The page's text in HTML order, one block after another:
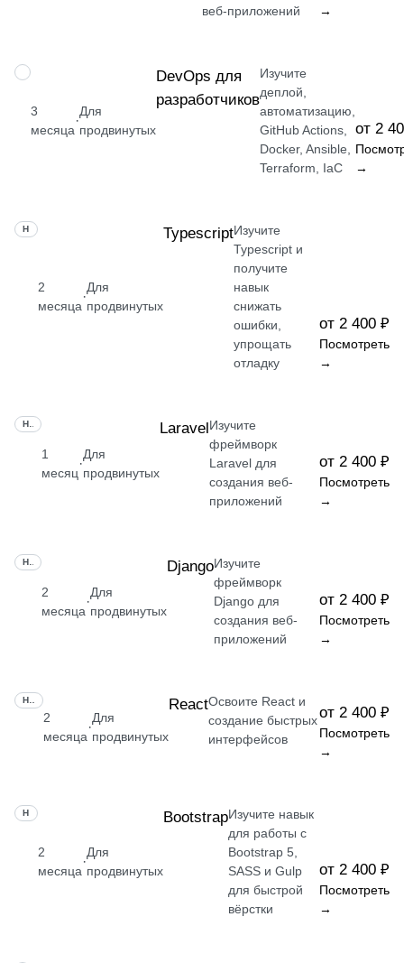
веб-приложений
→
ПРОФЕССИЯ
3
месяца
·
Для
продвинутых
DevOps для
разработчиков
Изучите
деплой,
автоматизацию,
GitHub Actions,
Docker, Ansible,
Terraform, IaC
от 2
→
НАВЫК
2
месяца
·
Для
продвинутых
TypescriptИзучите
Typescript и
получите
навык
снижать
ошибки,
упрощать
отладку
от 2 400 ₽
Посмотреть
→
1
месяц
·
Для
продвинутых
LaravelИзучите
фреймворк
Laravel для
создания веб-
приложений
от 2 400 ₽
Посмотреть
→
2
месяца
·
Для
продвинутых
DjangoИзучите
фреймворк
Django для
создания веб-
приложений
от 2 400 ₽
Посмотреть
→
2
месяца
·
Для
продвинутых
ReactОсвоите React и
создание быстрых
интерфейсов
от 2 400 ₽
Посмотреть
→
НАВЫК
2
месяца
·
Для
продвинутых
BootstrapИзучите навык
для работы с
Bootstrap 5,
SASS и Gulp
для быстрой
вёрстки
от 2 400 ₽
Посмотреть
→